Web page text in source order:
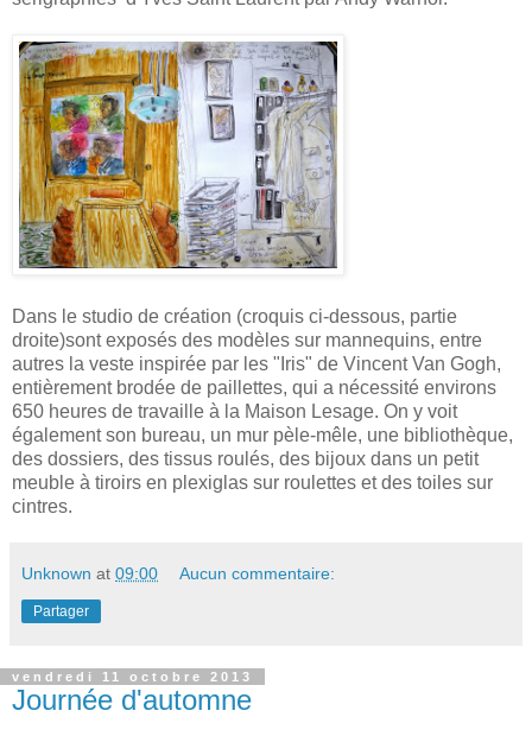
Dans le studio de création (croquis ci-dessous, partie
droite)sont exposés des modèles sur mannequins, entre
autres la veste inspirée par les "Iris" de Vincent Van Gogh,
entièrement brodée de paillettes, qui a nécessité environs
650 heures de travaille à la Maison Lesage. On y voit
également son bureau, un mur pèle-mêle, une bibliothèque,
des dossiers, des tissus roulés, des bijoux dans un petit
meuble à tiroirs en plexiglas sur roulettes et des toiles sur
cintres.
Unknown at 09:00 Aucun commentaire:
Partager
vendredi 11 octobre 2013
Journée d'automne